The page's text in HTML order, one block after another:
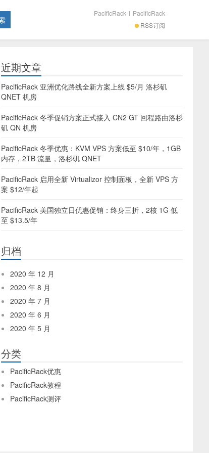
RSS订阅
PacificRack | PacificRack
近期文章
PacificRack 亚洲优化路线全新方案上线 $5/月 洛杉矶
QNET 机房
PacificRack 冬季促销方案正式接入 CN2 GT 回程路由洛杉
矶 QN 机房
PacificRack 冬季优惠：KVM VPS 方案低至 $10/年，1GB
内存，2TB 流量，洛杉矶 QNET
PacificRack 启用全新 Virtualizor 控制面板，全新 VPS 方
案 $12/年起
PacificRack 美国独立日优惠促销：终身三折，2核 1G 低
至 $13.5/年
归档
2020 年 12 月
2020 年 8 月
2020 年 7 月
2020 年 6 月
2020 年 5 月
分类
PacificRack优惠
PacificRack教程
PacificRack测评